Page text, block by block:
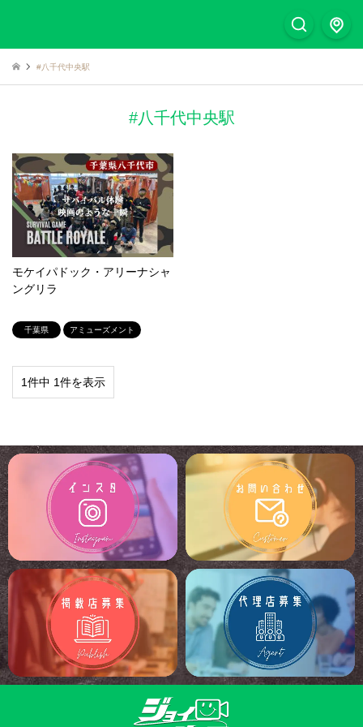
#八千代中央駅
#八千代中央駅
モケイパドック・アリーナシャ
ングリラ
千葉県 アミューズメント
1件中 1件を表示